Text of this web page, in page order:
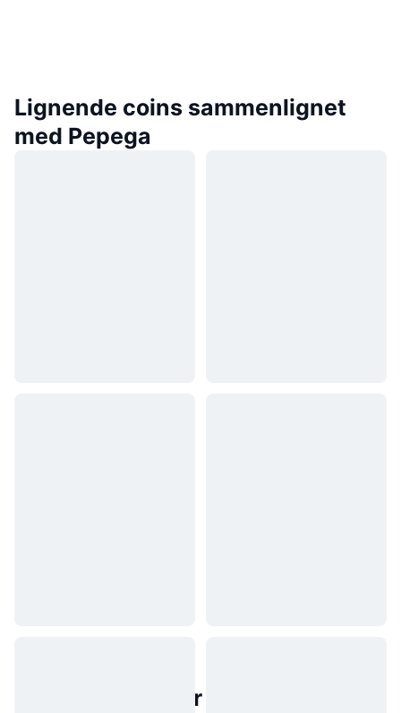
Lignende coins sammenlignet
med Pepega
Populære aktiver fra den virkelige